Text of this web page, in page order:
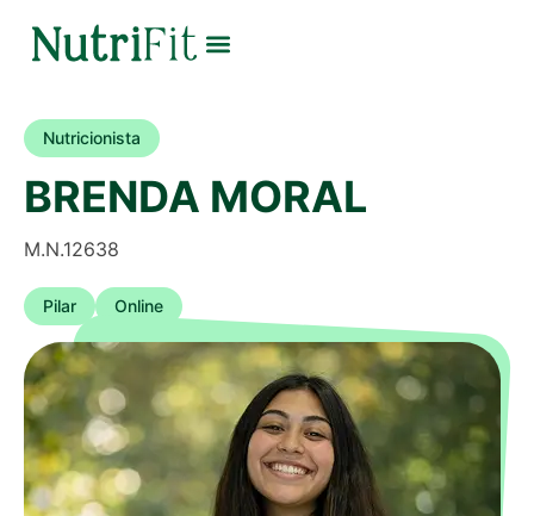
Nutricionista
BRENDA MORAL
M.N.12638
Pilar Online